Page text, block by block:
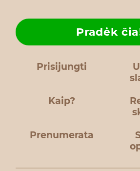
Prisijungti
Kaip?
Pradėk
Prenumerata